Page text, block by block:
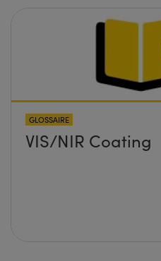
GLOSSAIRE
VIS/NIR Coating